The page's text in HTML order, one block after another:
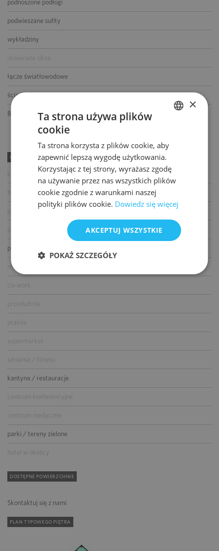
podnoszone podłogi
podwieszane sufity
wykładziny
łącze światłowodowe
ścianki działowe
BMS
UDOGODNIENIA
paczkomat
parking dla rowerów
myjnia samochodowa
co-work
supermarket
siłownia / fitness
kantyna / restauracje
centrum konferencyjne
centrum medyczne
parki / tereny zielone
hotel w okolicy
DOSTĘPNE POWIERZCHNIE
Skontaktuj się z nami
PLAN TYPOWEGO PIĘTRA
ENGLISH
×
Ta strona używa plików
cookie
Ta strona korzysta z plików cookie, aby
zapewnić lepszą wygodę użytkowania.
Korzystając z tej strony, wyrażasz zgodę
na używanie przez nas wszystkich plików
cookie zgodnie z warunkami naszej
polityki plików cookie. Dowiedz się więcej
AKCEPTUJ WSZYSTKIE
POKAŻ SZCZEGÓŁY